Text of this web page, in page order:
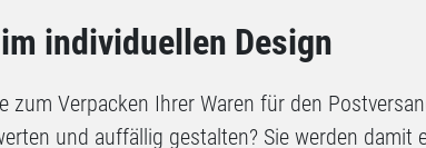
individuellen Design
Verpacken Ihrer Waren für den
und auffällig gestalten? Sie werden damit